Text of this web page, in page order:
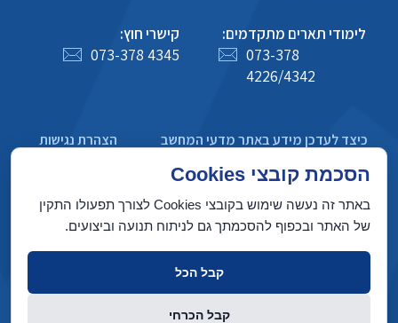
לימודי תארים מתקדמים:
073-378
4226/4342
קישרי חוץ:
073-378 4345
כיצד לעדכן מידע באתר מדעי המחשב
הצהרת נגישות
מדיניות פרטיות
בניין טאוב, הטכניון מכון טכנולוגי לישראל, חיפה 3200003
הסכמת קובצי Cookies
באתר זה נעשה שימוש בקובצי Cookies לצורך תפעולו התקין
של האתר ובכפוף להסכמתך גם לניתוח תנועה וביצועים.
קבל הכל
קבל הכרחי